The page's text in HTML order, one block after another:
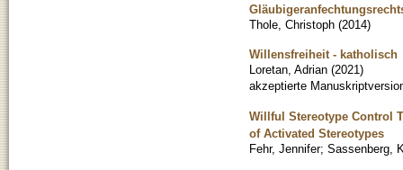
Thole, Christoph (2014)
Willensfreiheit - katholisch
Loretan, Adrian (2021)
akzeptierte
Willful Stereotype Control
of Activated Stereotypes
Fehr, Jennifer; Sassenberg,